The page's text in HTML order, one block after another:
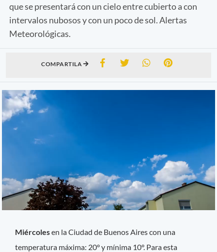
que se presentará con un cielo entre cubierto a con
intervalos nubosos y con un poco de sol. Alertas
Meteorológicas.
COMPARTILA
Miércolesen la Ciudad de Buenos Aires con una
temperatura máxima: 20° y mínima 10°. Para esta